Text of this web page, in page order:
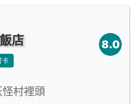
店 8.0
卡
村裡頭